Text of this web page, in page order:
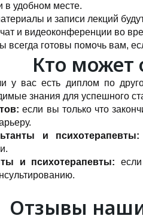
в удобном месте.
и записи лекций
и видеоконференции во
готовы помочь вам,
Кто может
у вас есть диплом по
знания для успешного
если вы только что
и психотерапевты:
и психотерапевты:
Отзывы